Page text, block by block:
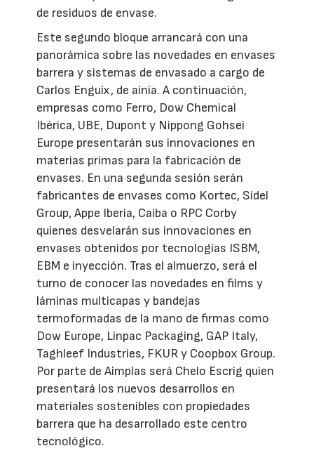
de residuos de envase.
Este segundo bloque arrancará con una
panorámica sobre las novedades en envases
barrera y sistemas de envasado a cargo de
Carlos Enguix, de ainia. A continuación,
empresas como Ferro, Dow Chemical
Ibérica, UBE, Dupont y Nippong Gohsei
Europe presentarán sus innovaciones en
materias primas para la fabricación de
envases. En una segunda sesión serán
fabricantes de envases como Kortec, Sidel
Group, Appe Iberia, Caiba o RPC Corby
quienes desvelarán sus innovaciones en
envases obtenidos por tecnologías ISBM,
EBM e inyección. Tras el almuerzo, será el
turno de conocer las novedades en films y
láminas multicapas y bandejas
termoformadas de la mano de firmas como
Dow Europe, Linpac Packaging, GAP Italy,
Taghleef Industries, FKUR y Coopbox Group.
Por parte de Aimplas será Chelo Escrig quien
presentará los nuevos desarrollos en
materiales sostenibles con propiedades
barrera que ha desarrollado este centro
tecnológico.